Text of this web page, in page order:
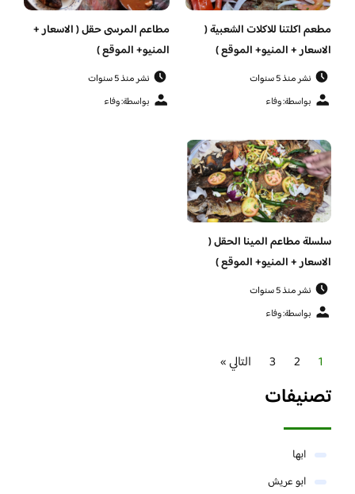
مطعم اكلتنا للاكلات الشعبية (
الاسعار + المنيو+ الموقع )
نشر منذ 5 سنوات
بواسطة: وفاء
مطاعم المرسى حقل ( الاسعار +
المنيو+ الموقع )
نشر منذ 5 سنوات
بواسطة: وفاء
سلسلة مطاعم المينا الحقل (
الاسعار + المنيو+ الموقع )
نشر منذ 5 سنوات
بواسطة: وفاء
1
2
3 التالي »
تصنيفات
ابها
ابو عريش